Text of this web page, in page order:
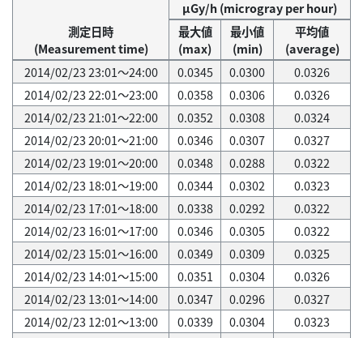
測定日時
(Measurement time)
μGy/h (microgray per hour)
最大値
(max)
最小値
(min)
平均値
(average)
2014/02/23 23:01～24:00
0.0345 0.0300
0.0326
2014/02/23 22:01～23:00
0.0358 0.0306
0.0326
2014/02/23 21:01～22:00
0.0352 0.0308
0.0324
2014/02/23 20:01～21:00
0.0346 0.0307
0.0327
2014/02/23 19:01～20:00
0.0348 0.0288
0.0322
2014/02/23 18:01～19:00
0.0344 0.0302
0.0323
2014/02/23 17:01～18:00
0.0338 0.0292
0.0322
2014/02/23 16:01～17:00
0.0346 0.0305
0.0322
2014/02/23 15:01～16:00
0.0349 0.0309
0.0325
2014/02/23 14:01～15:00
0.0351 0.0304
0.0326
2014/02/23 13:01～14:00
0.0347 0.0296
0.0327
2014/02/23 12:01～13:00
0.0339 0.0304
0.0323